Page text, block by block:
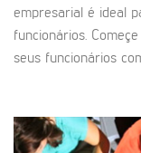
empresarial é ideal
funcionários.
seus funcionários